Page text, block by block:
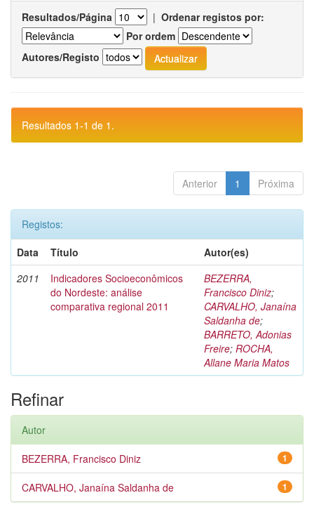
Resultados/Página | Ordenar registos por:
Por ordem
Autores/Registo
Resultados 1-1 de 1.
Anterior 1 Próxima
Registos:
Data
Título
Autor(es)
2011
Indicadores Socioeconômicos
do Nordeste: análise
comparativa regional 2011
BEZERRA,
Francisco Diniz;
CARVALHO, Janaína
Saldanha de;
BARRETO, Adonias
Freire; ROCHA,
Allane Maria Matos
Refinar
Autor
1
BEZERRA, Francisco Diniz
1
CARVALHO, Janaína Saldanha de